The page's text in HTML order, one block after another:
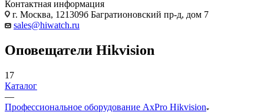
Контактная информация
г. Москва, 121309б Багратионовский пр-д, дом 7
sales@hiwatch.ru
Оповещатели Hikvision
17
Каталог
—
Профессиональное оборудование AxPro Hikvision